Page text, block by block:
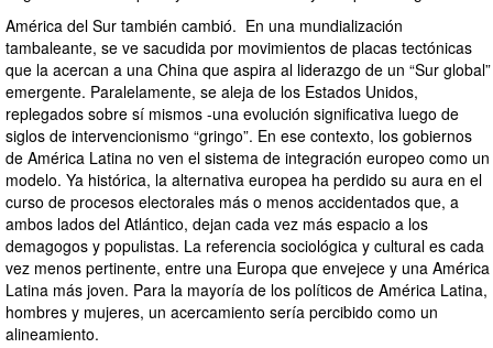
América del Sur también cambió. En una mundialización
tambaleante, se ve sacudida por movimientos de placas tectónicas
que la acercan a una China que aspira al liderazgo de un “Sur global”
emergente. Paralelamente, se aleja de los Estados Unidos,
replegados sobre sí mismos -una evolución significativa luego de
siglos de intervencionismo “gringo”. En ese contexto, los gobiernos
de América Latina no ven el sistema de integración europeo como un
modelo. Ya histórica, la alternativa europea ha perdido su aura en el
curso de procesos electorales más o menos accidentados que, a
ambos lados del Atlántico, dejan cada vez más espacio a los
demagogos y populistas. La referencia sociológica y cultural es cada
vez menos pertinente, entre una Europa que envejece y una América
Latina más joven. Para la mayoría de los políticos de América Latina,
hombres y mujeres, un acercamiento sería percibido como un
alineamiento.